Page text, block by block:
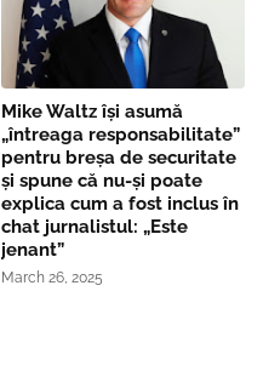
Mike Waltz îşi asumă
„întreaga responsabilitate”
pentru breşa de securitate
și spune că nu-și poate
explica cum a fost inclus în
chat jurnalistul: „Este
jenant”
March 26, 2025